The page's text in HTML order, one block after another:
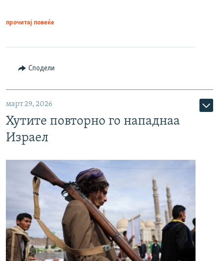
прочитај повеќе
Сподели
март 29, 2026
Хутите повторно го нападнаа
Израел